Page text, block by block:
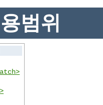
범위